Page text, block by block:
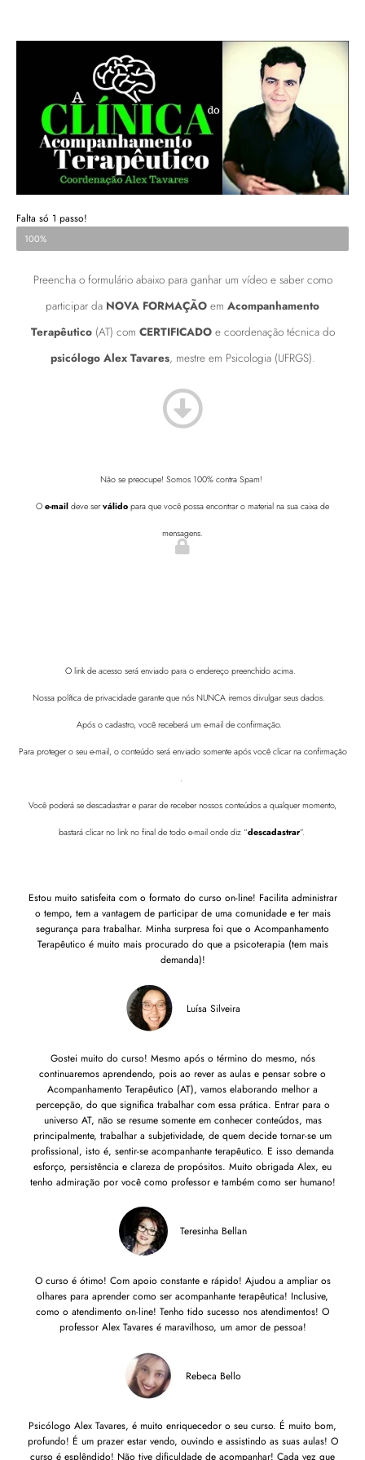
Falta só 1 passo!
Para fazer parte da formação com certificado!
100%
Preencha o formulário abaixo para ganhar um vídeo e saber como
participar da NOVA FORMAÇÃO em Acompanhamento
Terapêutico(AT) com CERTIFICADOe coordenação técnica do
psicólogo Alex Tavares, mestre em Psicologia (UFRGS).
Não se preocupe! Somos 100% contra Spam!
O e-mail deve serválido para que você possa encontrar o material na sua caixa de
mensagens.
O link de acesso será enviado para o endereço preenchido acima.
Nossa política de privacidade garante que nós NUNCA iremos divulgar seus dados.
Após o cadastro, você receberá um e-mail de confirmação.
Para proteger o seu e-mail, o conteúdo será enviado somente após você clicar na confirmação
.
Você poderá se descadastrar e parar de receber nossos conteúdos a qualquer momento,
bastará clicar no link no final de todo e-mail onde diz “descadastrar”.
Estou muito satisfeita com o formato do curso on-line! Facilita administrar
o tempo, tem a vantagem de participar de uma comunidade e ter mais
segurança para trabalhar. Minha surpresa foi que o Acompanhamento
Terapêutico é muito mais procurado do que a psicoterapia (tem mais
demanda)!
Luísa Silveira
Gostei muito do curso! Mesmo após o término do mesmo, nós
continuaremos aprendendo, pois ao rever as aulas e pensar sobre o
Acompanhamento Terapêutico (AT), vamos elaborando melhor a
percepção, do que significa trabalhar com essa prática. Entrar para o
universo AT, não se resume somente em conhecer conteúdos, mas
principalmente, trabalhar a subjetividade, de quem decide tornar-se um
profissional, isto é, sentir-se acompanhante terapêutico. E isso demanda
esforço, persistência e clareza de propósitos. Muito obrigada Alex, eu
tenho admiração por você como professor e também como ser humano!
Teresinha Bellan
O curso é ótimo! Com apoio constante e rápido! Ajudou a ampliar os
olhares para aprender como ser acompanhante terapêutica! Inclusive,
como o atendimento on-line! Tenho tido sucesso nos atendimentos! O
professor Alex Tavares é maravilhoso, um amor de pessoa!
Rebeca Bello
Psicólogo Alex Tavares, é muito enriquecedor o seu curso. É muito bom,
profundo! É um prazer estar vendo, ouvindo e assistindo as suas aulas! O